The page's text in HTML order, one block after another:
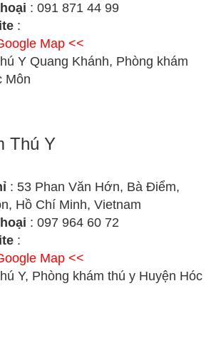
: 091 871 44 99
:
Map <<
Y Quang Khánh, Phòng khám
Môn
Thú Y
: 53 Phan Văn Hớn, Bà Điểm,
Hồ Chí Minh, Vietnam
: 097 964 60 72
:
Map <<
Y, Phòng khám thú y Huyện Hóc